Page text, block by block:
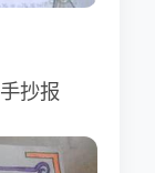
抄报